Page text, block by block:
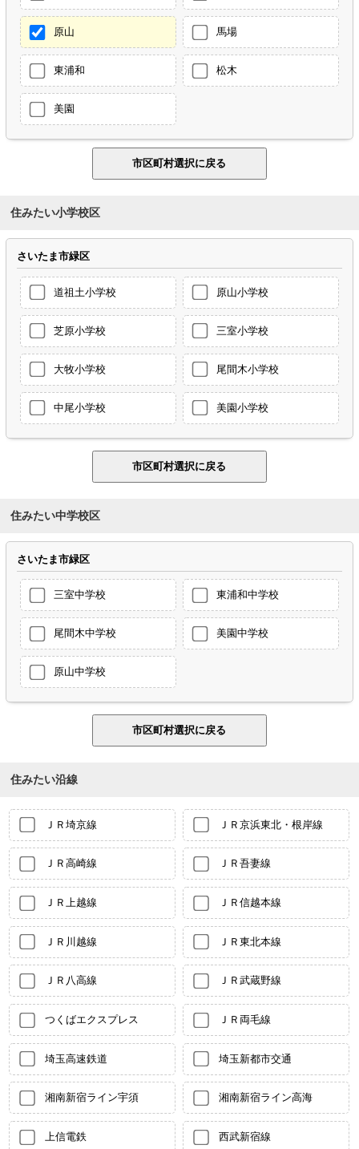
原山 馬場
東浦和 松木
美園
住みたい小学校区
さいたま市緑区
道祖土小学校 原山小学校
芝原小学校 三室小学校
大牧小学校 尾間木小学校
中尾小学校 美園小学校
住みたい中学校区
さいたま市緑区
三室中学校 東浦和中学校
尾間木中学校 美園中学校
原山中学校
住みたい沿線
ＪＲ埼京線 ＪＲ京浜東北・根岸線
ＪＲ高崎線 ＪＲ吾妻線
ＪＲ上越線 ＪＲ信越本線
ＪＲ川越線 ＪＲ東北本線
ＪＲ八高線 ＪＲ武蔵野線
つくばエクスプレス ＪＲ両毛線
埼玉高速鉄道 埼玉新都市交通
湘南新宿ライン宇須 湘南新宿ライン高海
上信電鉄 西武新宿線